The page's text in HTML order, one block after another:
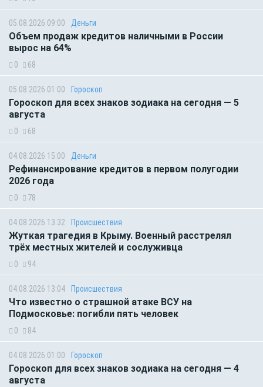
05.08.2026 09:00 Деньги
Объем продаж кредитов наличными в России
вырос на 64%
0 68
05.08.2026 01:00 Гороскоп
Гороскоп для всех знаков зодиака на сегодня — 5
августа
0 68
04.08.2026 15:00 Деньги
Рефинансирование кредитов в первом полугодии
2026 года
0 78
04.08.2026 13:32 Происшествия
Жуткая трагедия в Крыму. Военный расстрелял
трёх местных жителей и сослуживца
0 94
04.08.2026 13:04 Происшествия
Что известно о страшной атаке ВСУ на
Подмосковье: погибли пять человек
0 84
04.08.2026 01:00 Гороскоп
Гороскоп для всех знаков зодиака на сегодня — 4
августа